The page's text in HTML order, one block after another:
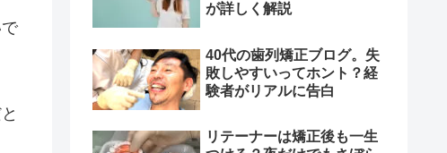
が詳しく解説
40代の歯列矯正ブログ。失
敗しやすいってホント？経
験者がリアルに告白
リテーナーは矯正後も一生